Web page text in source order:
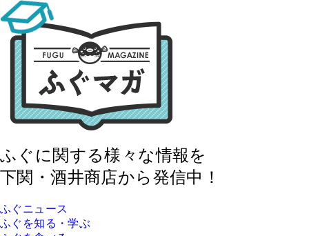
ふぐに関する様々な情報を
下関・酒井商店から発信中！
ふぐニュース
ふぐを知る・学ぶ